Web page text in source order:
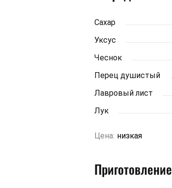
Сахар
Уксус
Чеснок
Перец душистый
Лавровый лист
Лук
Цена: низкая
Приготовление